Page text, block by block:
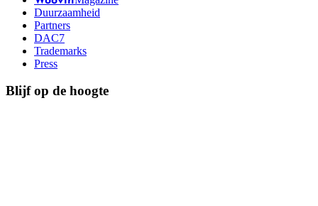
Duurzaamheid
Partners
DAC7
Trademarks
Press
Blijf op de hoogte